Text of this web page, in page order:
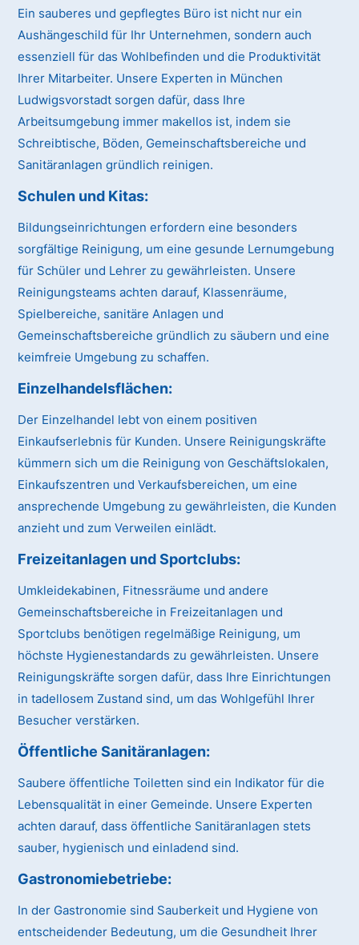
Ein sauberes und gepflegtes Büro ist nicht nur ein
Aushängeschild für Ihr Unternehmen, sondern auch
essenziell für das Wohlbefinden und die Produktivität
Ihrer Mitarbeiter. Unsere Experten in München
Ludwigsvorstadt sorgen dafür, dass Ihre
Arbeitsumgebung immer makellos ist, indem sie
Schreibtische, Böden, Gemeinschaftsbereiche und
Sanitäranlagen gründlich reinigen.
Schulen und Kitas:
Bildungseinrichtungen erfordern eine besonders
sorgfältige Reinigung, um eine gesunde Lernumgebung
für Schüler und Lehrer zu gewährleisten. Unsere
Reinigungsteams achten darauf, Klassenräume,
Spielbereiche, sanitäre Anlagen und
Gemeinschaftsbereiche gründlich zu säubern und eine
keimfreie Umgebung zu schaffen.
Einzelhandelsflächen:
Der Einzelhandel lebt von einem positiven
Einkaufserlebnis für Kunden. Unsere Reinigungskräfte
kümmern sich um die Reinigung von Geschäftslokalen,
Einkaufszentren und Verkaufsbereichen, um eine
ansprechende Umgebung zu gewährleisten, die Kunden
anzieht und zum Verweilen einlädt.
Freizeitanlagen und Sportclubs:
Umkleidekabinen, Fitnessräume und andere
Gemeinschaftsbereiche in Freizeitanlagen und
Sportclubs benötigen regelmäßige Reinigung, um
höchste Hygienestandards zu gewährleisten. Unsere
Reinigungskräfte sorgen dafür, dass Ihre Einrichtungen
in tadellosem Zustand sind, um das Wohlgefühl Ihrer
Besucher verstärken.
Öffentliche Sanitäranlagen:
Saubere öffentliche Toiletten sind ein Indikator für die
Lebensqualität in einer Gemeinde. Unsere Experten
achten darauf, dass öffentliche Sanitäranlagen stets
sauber, hygienisch und einladend sind.
Gastronomiebetriebe:
In der Gastronomie sind Sauberkeit und Hygiene von
entscheidender Bedeutung, um die Gesundheit Ihrer